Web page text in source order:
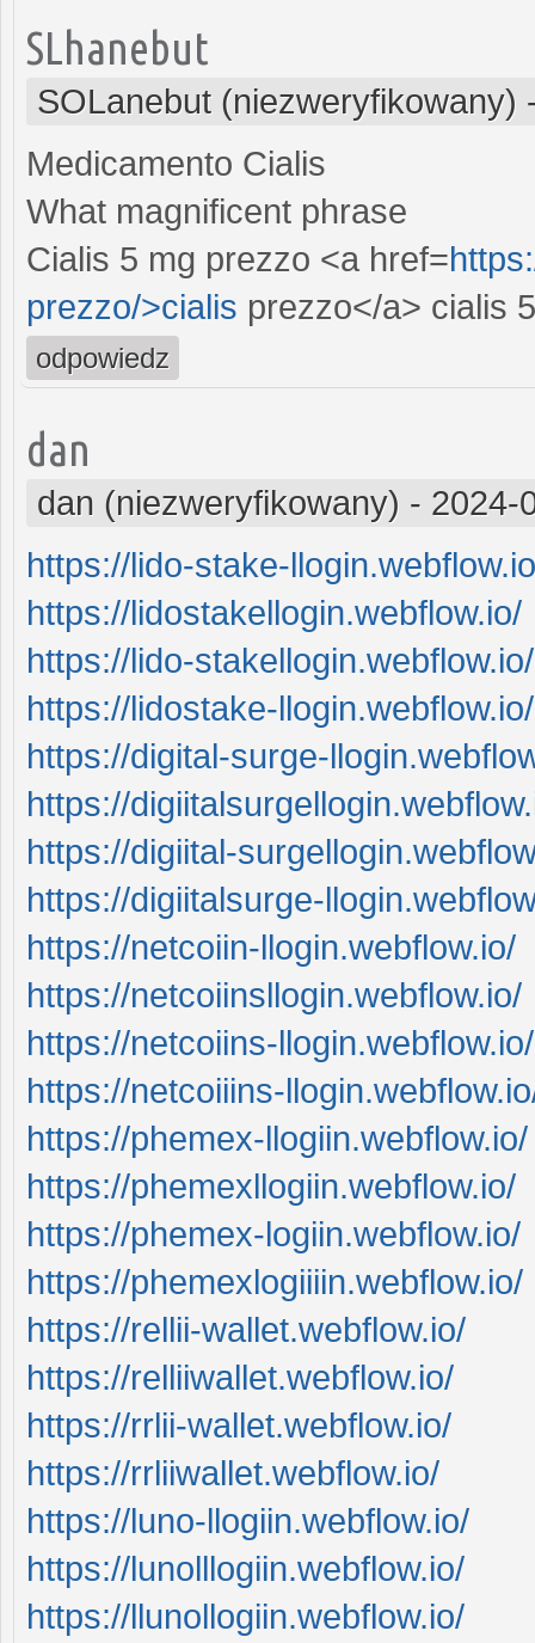
SLhanebut
SOLanebut (niezweryfikowany)
Medicamento Cialis
What magnificent phrase
Cialis 5 mg prezzo <a href=
prezzo/>cialis prezzo</a> cialis
odpowiedz
dan
dan (niezweryfikowany) - 2024-
https://lido-stake-
https://lidostakellogin.webflow.io/
https://lido-stakellogin.webflow.io/
https://lidostake-llogin.webflow.io/
https://digital-surge-
https://
https://digiital-
https://digiitalsurge-
https://netcoiin-llogin.webflow.io/
https://netcoiinsllogin.webflow.io/
https://netcoiins-llogin.webflow.io/
https://netcoiiins-
https://phemex-llogiin.webflow.io/
https://phemexllogiin.webflow.io/
https://phemex-logiin.webflow.io/
https://phemexlogiiiin.webflow.io/
https://rellii-wallet.webflow.io/
https://relliiwallet.webflow.io/
https://rrlii-wallet.webflow.io/
https://rrliiwallet.webflow.io/
https://luno-llogiin.webflow.io/
https://lunolllogiin.webflow.io/
https://llunollogiin.webflow.io/